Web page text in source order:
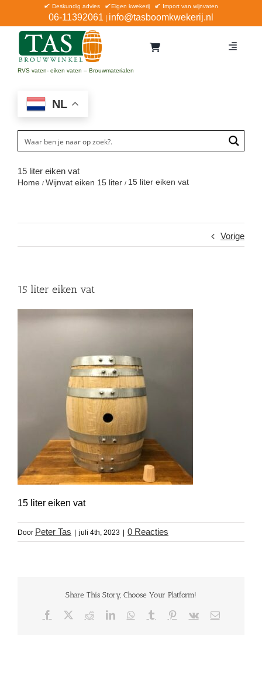
inhoud
06-11392061 info@tasboomkwekerij.nl
Deskundig advies Eigen kwekerij Import van wijnvaten
Toggle
Home
Catalogus
Aanbiedingen
Winkel Waddinxveen
RVS vaten- eiken vaten – Brouwmaterialen
NL
15 liter eiken vat
Home Wijnvat eiken 15 liter 15 liter eiken vat
Vorige
15 liter eiken vat
15 liter eiken vat
Door Peter Tas juli 4th, 2023 0 Reacties
Share This Story, Choose Your Platform!
Facebook RedditLinkedInWhatsApp
Tumblr Pinterest
Vk
E-